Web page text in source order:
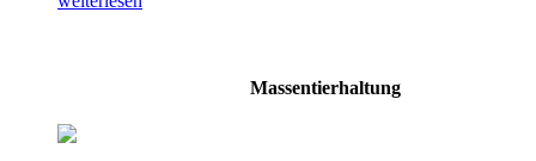
Massentierhaltung